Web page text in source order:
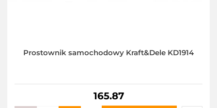
Prostownik samochodowy Kraft&Dele KD1914
165.87